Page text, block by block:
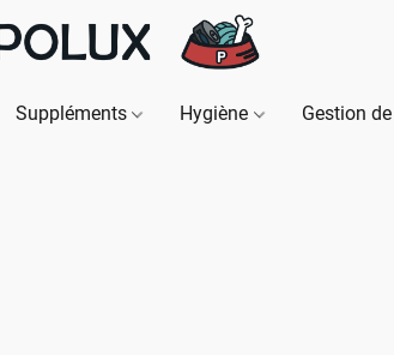
Suppléments Hygiène Gestion